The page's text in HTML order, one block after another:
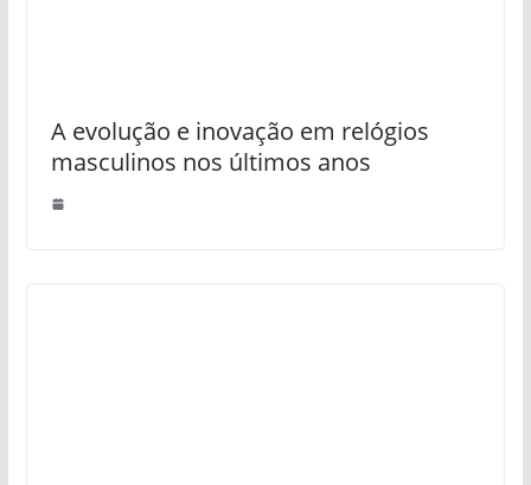
A evolução e inovação em relógios
masculinos nos últimos anos